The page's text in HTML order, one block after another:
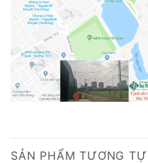
SẢN PHẨM TƯƠNG TỰ